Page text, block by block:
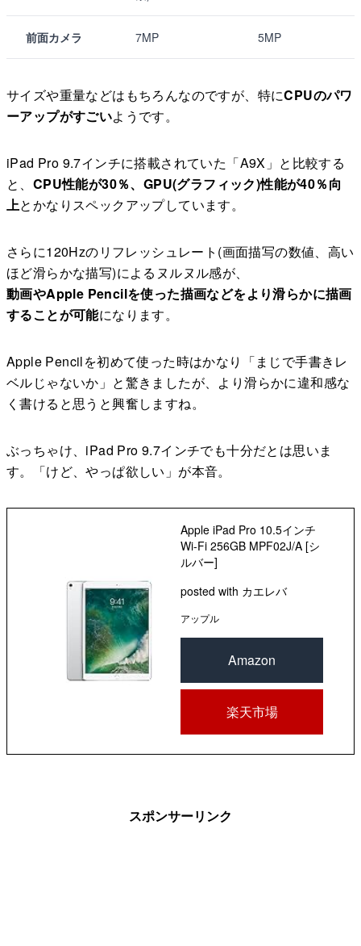
前面カメラ 7MP 5MP
サイズや重量などはもちろんなのですが、特にCPUのパワ
ーアップがすごいようです。
iPad Pro 9.7インチに搭載されていた「A9X」と比較する
と、 CPU性能が30％、GPU(グラフィック)性能が40％向
上とかなりスペックアップしています。
さらに120Hzのリフレッシュレート(画面描写の数値、高い
ほど滑らかな描写)によるヌルヌル感が、
動画やApple Pencilを使った描画などをより滑らかに描画
することが可能になります。
Apple Pencilを初めて使った時はかなり「まじで手書きレ
ベルじゃないか」と驚きましたが、より滑らかに違和感な
く書けると思うと興奮しますね。
ぶっちゃけ、iPad Pro 9.7インチでも十分だとは思いま
す。「けど、やっぱ欲しい」が本音。
Apple iPad Pro 10.5インチ
Wi-Fi 256GB MPF02J/A [シ
ルバー]
posted with カエレバ
アップル
Amazon
楽天市場
スポンサーリンク